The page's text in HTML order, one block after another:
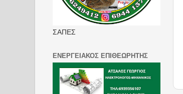
ΣΑΠΕΣ
ΕΝΕΡΓΕΙΑΚΟΣ ΕΠΙΘΕΩΡΗΤΗΣ